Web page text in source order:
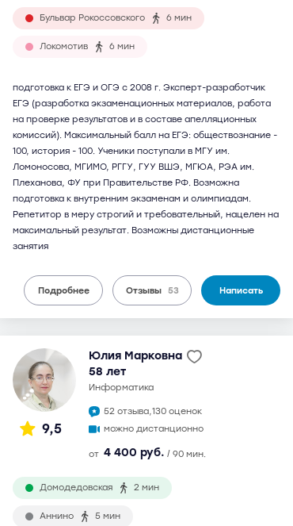
Бульвар Рокоссовского 6 мин
Локомотив 6 мин
подготовка к ЕГЭ и ОГЭ с 2008 г. Эксперт-разработчик
ЕГЭ (разработка экзаменационных материалов, работа
на проверке результатов и в составе апелляционных
комиссий). Максимальный балл на ЕГЭ: обществознание -
100, история - 100. Ученики поступали в МГУ им.
Ломоносова, МГИМО, РГГУ, ГУУ ВШЭ, МГЮА, РЭА им.
Плеханова, ФУ при Правительстве РФ. Возможна
подготовка к внутренним экзаменам и олимпиадам.
Репетитор в меру строгий и требовательный, нацелен на
максимальный результат. Возможны дистанционные
занятия
Подробнее Отзывы 53 Написать
9,5
Юлия Марковна
58 лет
информатика
52 отзыва,130 оценок
можно дистанционно
от 4 400 руб. / 90 мин.
Домодедовская 2 мин
Аннино 5 мин